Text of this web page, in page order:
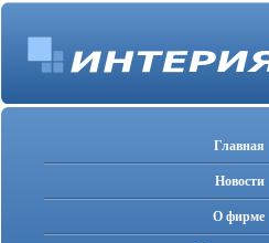
Главная
Новости
О фирме